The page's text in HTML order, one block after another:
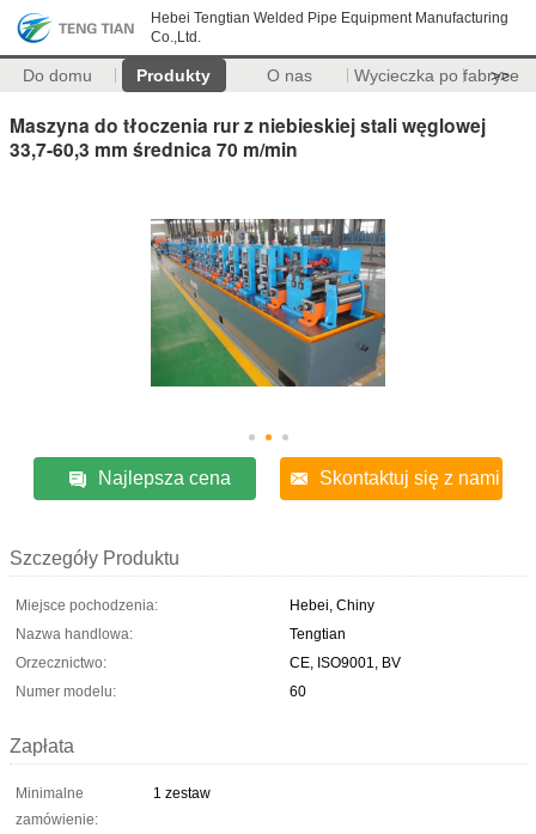
Hebei Tengtian Welded Pipe Equipment Manufacturing
Co.,Ltd.
Do domu Produkty O nas Wycieczka po fabryce
>>
Maszyna do tłoczenia rur z niebieskiej stali węglowej
33,7-60,3 mm średnica 70 m/min
Najlepsza cena Skontaktuj się z nami
Szczegóły Produktu
Miejsce pochodzenia:
Hebei, Chiny
Nazwa handlowa:
Tengtian
Orzecznictwo:
CE, ISO9001, BV
Numer modelu:
60
Zapłata
Minimalne
zamówienie:
1 zestaw